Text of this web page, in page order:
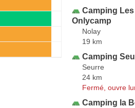
Camping
Onlycamp
Nolay
19 km
Camping
Seurre
24 km
Fermé, ouvre
Camping la